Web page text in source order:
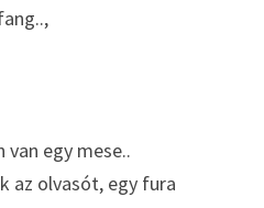
egy mese..
az olvasót, egy fura